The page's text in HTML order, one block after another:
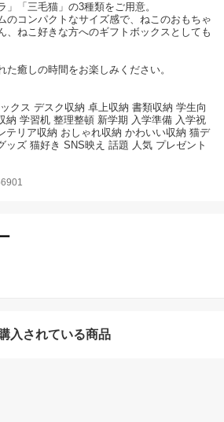
「三毛猫」の3種類をご用意。
のコンパクトなサイズ感で、ねこのおもちゃ
、ねこ好きな方へのギフトボックスとしても
た癒しの時間をお楽しみください。
クス デスク収納 卓上収納 書類収納 学生向
納 学習机 整理整頓 新学期 入学準備 入学祝
テリア収納 おしゃれ収納 かわいい収納 猫デ
ッズ 猫好き SNS映え 話題 人気 プレゼント
入されている商品